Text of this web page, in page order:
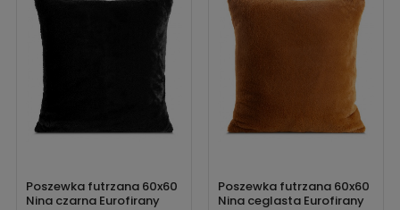
Poszewka futrzana 60x60
Nina czarna Eurofirany
Poszewka futrzana 60x60
Nina ceglasta Eurofirany